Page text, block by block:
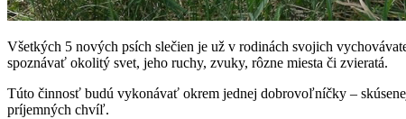
Všetkých 5 nových psích slečien je už v rodinách svojich
spoznávať okolitý svet, jeho ruchy, zvuky, rôzne miesta či zvieratá.
Túto činnosť budú vykonávať okrem jednej dobrovoľníčky –
príjemných chvíľ.